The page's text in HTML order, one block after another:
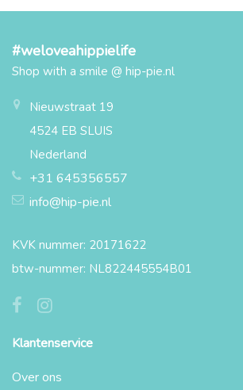
#weloveahippielife
Shop with a smile @ hip-pie.nl
Nieuwstraat 19
4524 EB SLUIS
Nederland
+31 645356557
info@hip-pie.nl
KVK nummer: 20171622
btw-nummer: NL822445554B01
Klantenservice
Over ons